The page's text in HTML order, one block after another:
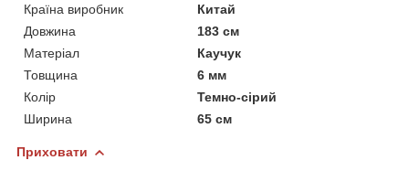
Країна виробник
Китай
Довжина
183 см
Матеріал
Каучук
Товщина
6 мм
Колір
Темно-сірий
Ширина
65 см
Приховати